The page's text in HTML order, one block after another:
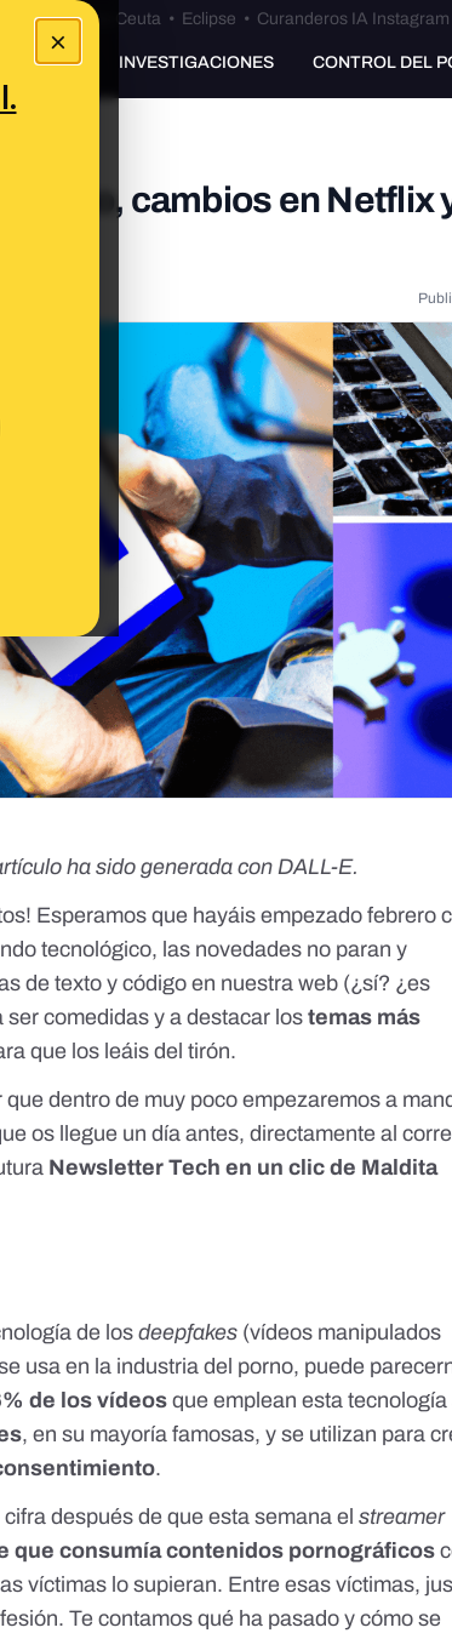
×
Ceuta•Bulos Ceuta • Eclipse • Curanderos IA Instagram
INVESTIGACIONES CONTROL DEL
y porno, cambios en Netflix
ha sido generada con DALL-E.
Esperamos que hayáis empezado febrero
tecnológico, las novedades no paran y
de texto y código en nuestra web (¿sí? ¿es
comedidas y a destacar lostemas más
que los leáis del tirón.
dentro de muy poco empezaremos a
os llegue un día antes, directamente al
Newsletter Tech en un clic de Maldita
de losdeepfakes (vídeos manipulados
usa en la industria del porno, puede
de los vídeosque emplean esta tecnología
, en su mayoría famosas, y se utilizan para
.
después de que esta semana elstreamer
que consumía contenidos pornográficos
víctimas lo supieran. Entre esas víctimas,
Te contamos qué ha pasado y cómo se